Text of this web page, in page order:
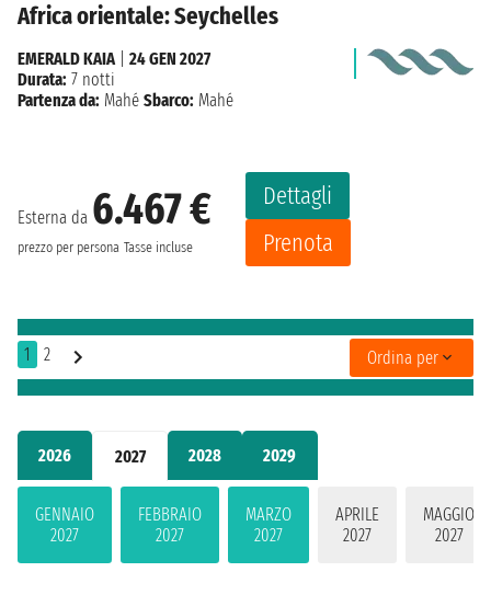
2026 2027 2028 2029
GENNAIO
2027
FEBBRAIO
2027
MARZO
2027
APRILE
2027
MAGGIO
2027
Africa orientale: Seychelles
Esterna da 6.467 €
prezzo per persona Tasse incluse
Dettagli
Prenota
EMERALD KAIA| 24 GEN 2027
Durata: 7 notti
Partenza da: Mahé Sbarco: Mahé
1 2 Ordina per